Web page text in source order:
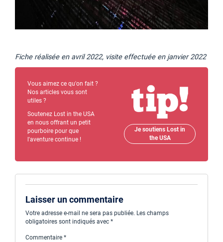
Fiche réalisée en avril 2022, visite effectuée en janvier 2022
Vous aimez ce qu'on fait ?
Nos articles vous sont
utiles ?
Soutenez Lost in the USA
en nous offrant un petit
pourboire pour que
l'aventure continue !
Je soutiens Lost in
the USA
Laisser un commentaire
Votre adresse e-mail ne sera pas publiée. Les champs
obligatoires sont indiqués avec *
Commentaire *